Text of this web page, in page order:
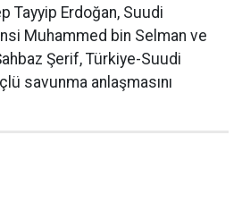
Tayyip Erdoğan, Suudi
Muhammed bin Selman ve
Şerif, Türkiye-Suudi
savunma anlaşmasını